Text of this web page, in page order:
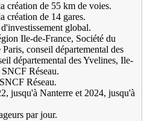
création de 55 km de voies.
création de 14 gares.
global.
Ile-de-France, Société du
conseil départemental des
départemental des Yvelines, Ile-
Réseau.
Réseau.
jusqu'à Nanterre et 2024, jusqu'à
par jour.